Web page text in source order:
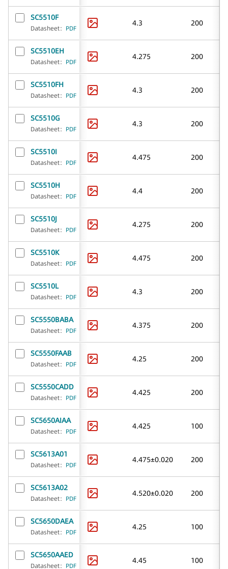
SC5510F
Datasheet： PDF
4.3 200
SC5510EH
Datasheet： PDF
4.275 200
SC5510FH
Datasheet： PDF
4.3 200
SC5510G
Datasheet： PDF
4.3 200
SC5510I
Datasheet： PDF
4.475 200
SC5510H
Datasheet： PDF
4.4 200
SC5510J
Datasheet： PDF
4.275 200
SC5510K
Datasheet： PDF
4.475 200
SC5510L
Datasheet： PDF
4.3 200
SC5550BABA
Datasheet： PDF
4.375 200
SC5550FAAB
Datasheet： PDF
4.25 200
SC5550CADD
Datasheet： PDF
4.425 200
SC5650AIAA
Datasheet： PDF
4.425 100
SC5613A01
Datasheet： PDF
4.475±0.020 200
SC5613A02
Datasheet： PDF
4.520±0.020 200
SC5650DAEA
Datasheet： PDF
4.25 100
SC5650AAED
Datasheet： PDF
4.45 100